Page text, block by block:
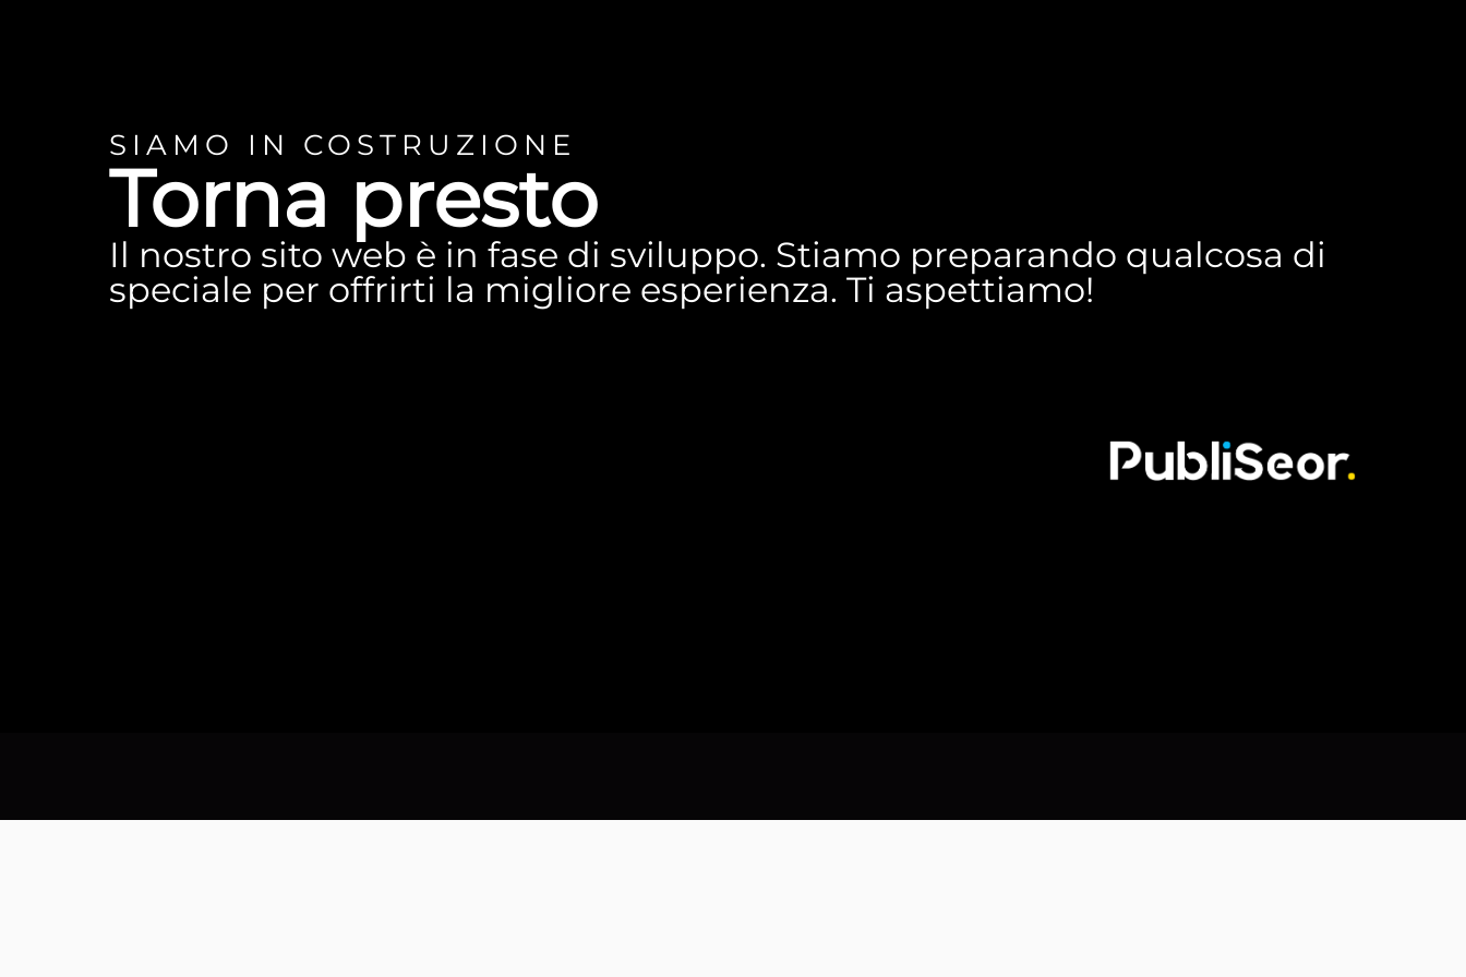
SIAMO IN COSTRUZIONE
Torna presto
Il nostro sito web è in fase di sviluppo. Stiamo preparando qualcosa di
speciale per offrirti la migliore esperienza. Ti aspettiamo!